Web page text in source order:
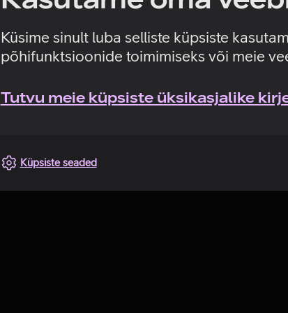
Küsime sinult luba selliste küpsiste
põhifunktsioonide toimimiseks või meie
Tutvu meie küpsiste üksikasjalike
Küpsiste seaded